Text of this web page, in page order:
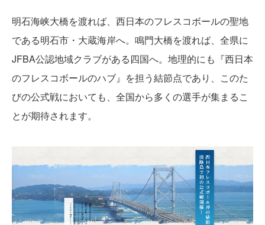
明石海峡大橋を渡れば、西日本のフレスコボールの聖地
である明石市・大蔵海岸へ。鳴門大橋を渡れば、全県に
JFBA公認地域クラブがある四国へ。地理的にも『西日本
のフレスコボールのハブ』を担う結節点であり、このた
びの公式戦においても、全国から多くの選手が集まるこ
とが期待されます。